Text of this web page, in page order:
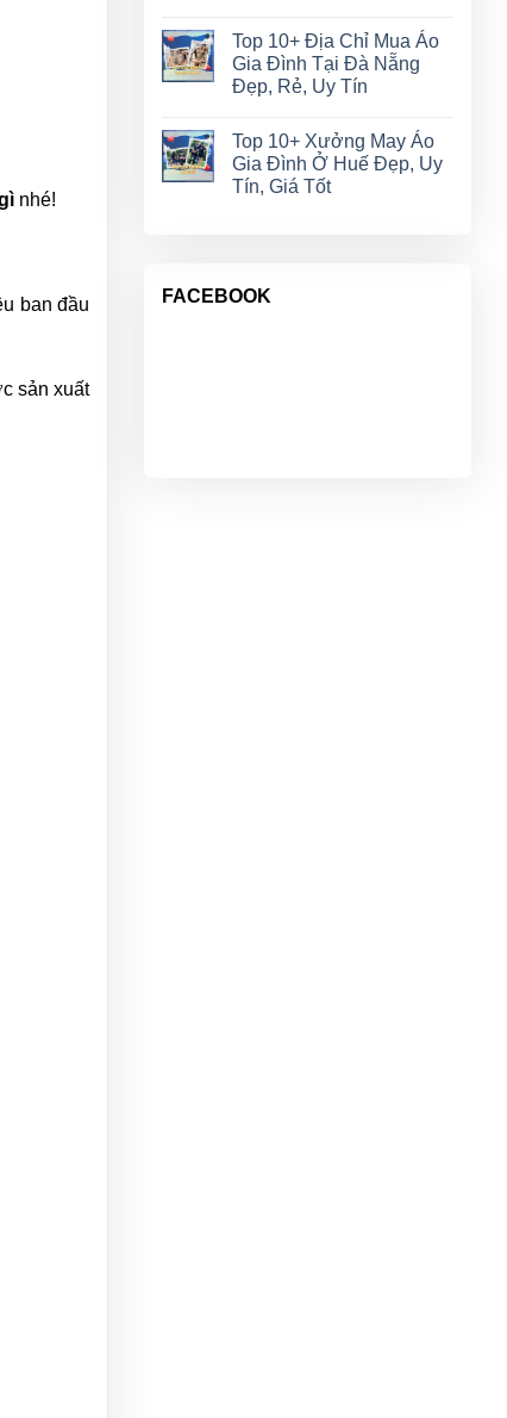
nhé!
ban đầu
sản xuất
Top 10+ Địa Chỉ Mua Áo
Gia Đình Tại Đà Nẵng
Đẹp, Rẻ, Uy Tín
Top 10+ Xưởng May Áo
Gia Đình Ở Huế Đẹp, Uy
Tín, Giá Tốt
FACEBOOK